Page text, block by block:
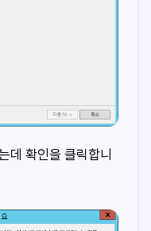
데 확인을 클릭합니